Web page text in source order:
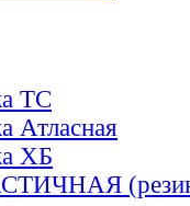
ТС
Атласная
ХБ